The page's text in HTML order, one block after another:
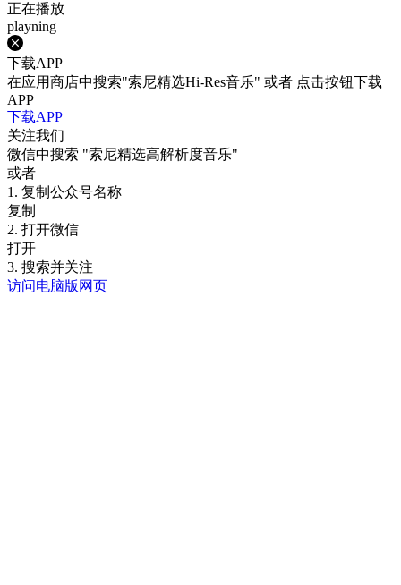
正在播放
playning
下载APP
在应用商店中搜索"索尼精选Hi-Res音乐" 或者 点击按钮下载
APP
下载APP
关注我们
微信中搜索 "索尼精选高解析度音乐"
或者
1. 复制公众号名称
复制
2. 打开微信
打开
3. 搜索并关注
访问电脑版网页